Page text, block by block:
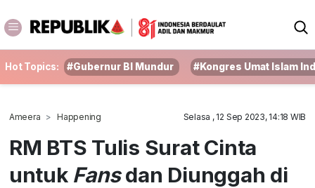
Hot Topics: #Gubernur BI Mundur #Kongres Umat Islam
Ameera Happening Selasa , 12 Sep 2023, 14:18 WIB
RM BTS Tulis Surat Cinta
untuk Fansdan Diunggah di